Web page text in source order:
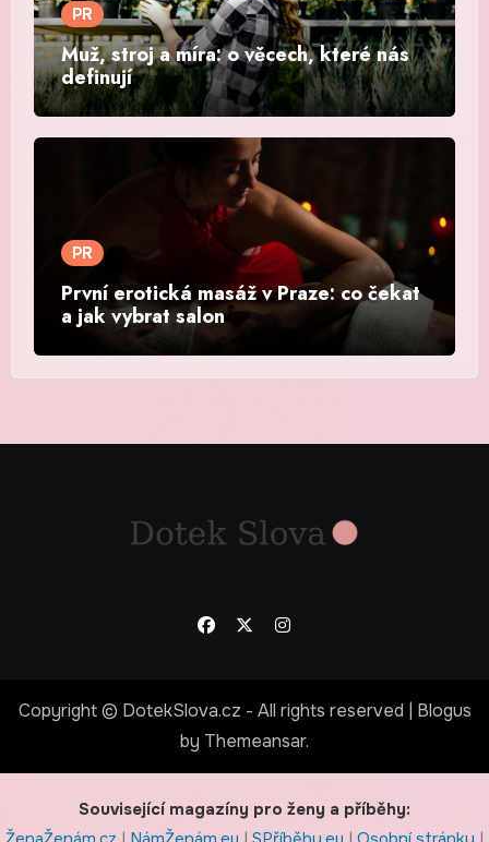
PR
Muž, stroj a míra: o věcech, které nás
definují
PR
První erotická masáž v Praze: co čekat
a jak vybrat salon
Copyright © DotekSlova.cz - All rights reserved
Blogus
by Themeansar.
Související magazíny pro ženy a příběhy: